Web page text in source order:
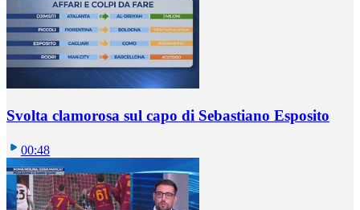
Svolta clamorosa sul capo di Sebastiano Esposito
00:48